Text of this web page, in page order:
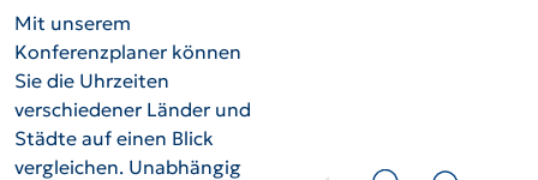
Mit unserem
Konferenzplaner können
Sie die Uhrzeiten
verschiedener Länder und
Städte auf einen Blick
vergleichen. Unabhängig